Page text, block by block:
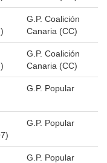
G.P. Coalición
Canaria (CC)
G.P. Coalición
Canaria (CC)
G.P. Popular
G.P. Popular
G.P. Popular